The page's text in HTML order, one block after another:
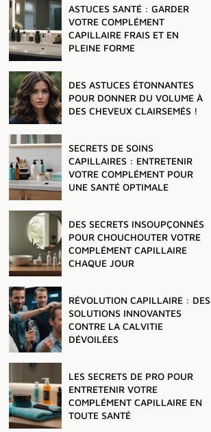
ASTUCES SANTÉ : GARDER
VOTRE COMPLÉMENT
CAPILLAIRE FRAIS ET EN
PLEINE FORME
DES ASTUCES ÉTONNANTES
POUR DONNER DU VOLUME À
DES CHEVEUX CLAIRSEMÉS !
SECRETS DE SOINS
CAPILLAIRES : ENTRETENIR
VOTRE COMPLÉMENT POUR
UNE SANTÉ OPTIMALE
DES SECRETS INSOUPÇONNÉS
POUR CHOUCHOUTER VOTRE
COMPLÉMENT CAPILLAIRE
CHAQUE JOUR
RÉVOLUTION CAPILLAIRE : DES
SOLUTIONS INNOVANTES
CONTRE LA CALVITIE
DÉVOILÉES
LES SECRETS DE PRO POUR
ENTRETENIR VOTRE
COMPLÉMENT CAPILLAIRE EN
TOUTE SANTÉ